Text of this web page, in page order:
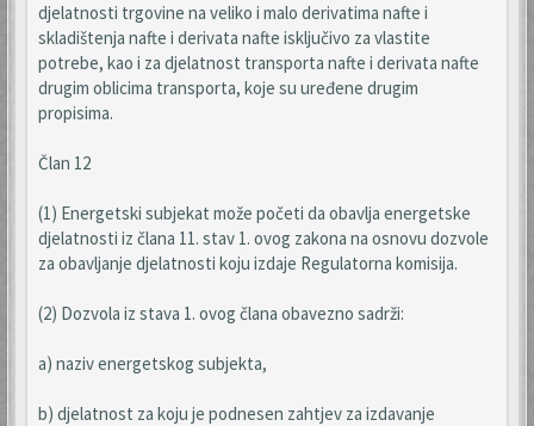
djelatnosti trgovine na veliko i malo derivatima nafte i
skladištenja nafte i derivata nafte isključivo za vlastite
potrebe, kao i za djelatnost transporta nafte i derivata nafte
drugim oblicima transporta, koje su uređene drugim
propisima.
Član 12
(1) Energetski subjekat može početi da obavlja energetske
djelatnosti iz člana 11. stav 1. ovog zakona na osnovu dozvole
za obavljanje djelatnosti koju izdaje Regulatorna komisija.
(2) Dozvola iz stava 1. ovog člana obavezno sadrži:
a) naziv energetskog subjekta,
b) djelatnost za koju je podnesen zahtjev za izdavanje